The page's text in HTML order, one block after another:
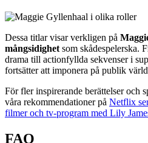
Dessa titlar visar verkligen på
mångsidighet som skådespelerska.
drama till actionfyllda sekvenser i
fortsätter att imponera på publik
För fler inspirerande berättelser och
våra rekommendationer på Netflix
filmer och tv-program med Lily
FAQ